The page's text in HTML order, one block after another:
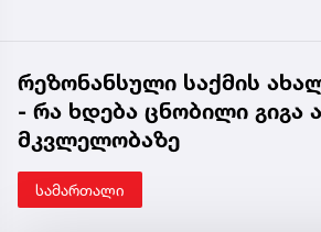
რეზონანსული საქმის
- რა ხდება ცნობილი გიგა
მკვლელობაზე
სამართალი